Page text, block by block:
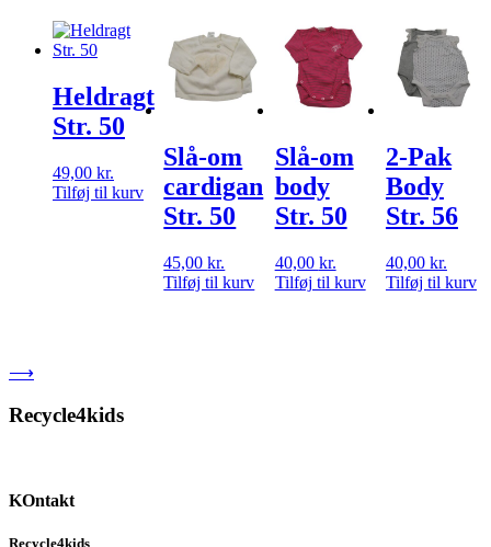
Heldragt
Str. 50
49,00 kr.
Tilføj til kurv
Slå-om
cardigan
Str. 50
45,00kr.
Tilføj til kurv
Slå-om
body
Str. 50
40,00 kr.
Tilføj til kurv
2-Pak
Body
Str. 56
40,00 kr.
Tilføj til kurv
⟶
Recycle4kids
KOntakt
Recycle4kids